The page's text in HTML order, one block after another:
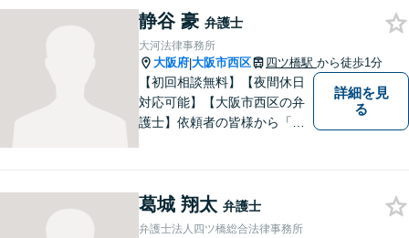
強く意識しております！
静谷 豪 弁護士
大河法律事務所
大阪府|大阪市西区 四ツ橋駅 から徒歩1分
【初回相談無料】【夜間休日
対応可能】【大阪市西区の弁
護士】依頼者の皆様から「お
詳細を見
る
葛城 翔太 弁護士
弁護士法人四ツ橋総合法律事務所